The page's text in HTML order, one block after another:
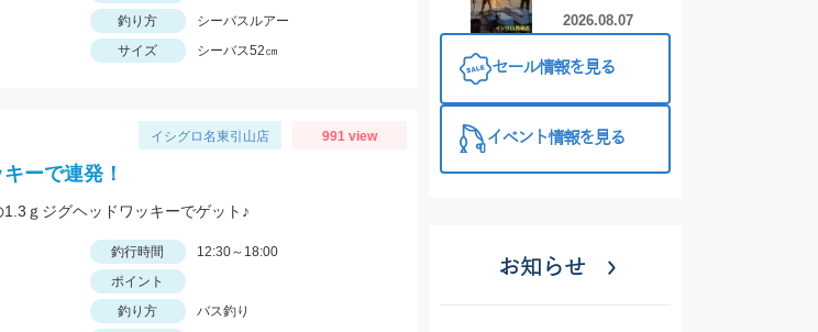
釣り方
シーバスルアー
サイズ シーバス52㎝
イシグロ名東引山店 991 view
ーで連発！
ｇジグヘッドワッキーでゲット♪
釣行時間
12:30～18:00
ポイント
釣り方
バス釣り
連休は何釣り
♪【イシグロ
2026.08.07
セール情報を見る
イベント情報を見る
お知らせ